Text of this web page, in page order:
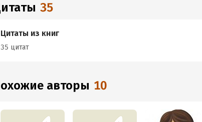
Цитаты 35
Цитаты из книг
35 цитат
Похожие авторы 10